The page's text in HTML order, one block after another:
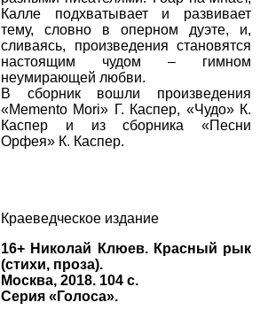
Калле подхватывает и развивает
тему, словно в оперном дуэте, и,
сливаясь, произведения становятся
настоящим чудом – гимном
неумирающей любви.
В сборник вошли произведения
«Memento Mori» Г. Каспер, «Чудо» К.
Каспер и из сборника «Песни
Орфея» К. Каспер.
Краеведческое издание
16+ Николай Клюев. Красный рык
(стихи, проза).
Москва, 2018. 104 с.
Серия «Голоса».